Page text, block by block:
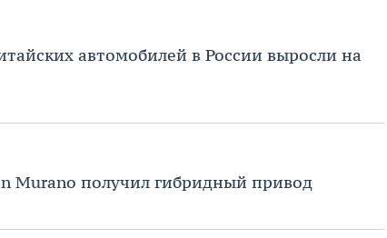
автомобилей в России выросли на
Murano получил гибридный привод